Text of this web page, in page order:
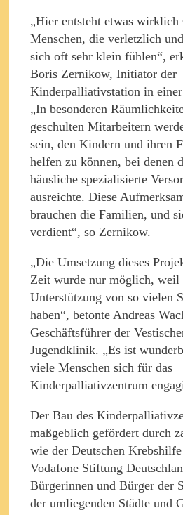
„Hier entsteht etwas wirklich
Menschen, die verletzlich
sich oft sehr klein fühlen“,
Boris Zernikow, Initiator der
Kinderpalliativstation in einer
„In besonderen
geschulten Mitarbeitern
sein, den Kindern und ihren
helfen zu können, bei denen
häusliche spezialisierte
ausreichte. Diese
brauchen die Familien, und
verdient“, so Zernikow.
„Die Umsetzung dieses
Zeit wurde nur möglich, weil
Unterstützung von so vielen
haben“, betonte Andreas
Geschäftsführer der
Jugendklinik. „Es ist
viele Menschen sich für das
Kinderpalliativzentrum
Der Bau des
maßgeblich gefördert durch
wie der Deutschen
Vodafone Stiftung
Bürgerinnen und Bürger der
der umliegenden Städte und